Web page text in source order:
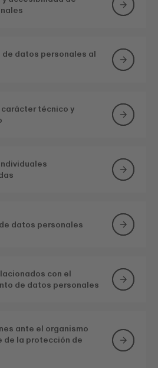
de datos personales al
técnico y
datos personales
con el
de datos personales
ante el organismo
de la protección de